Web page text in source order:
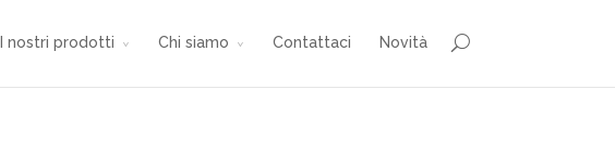
I nostri prodotti Chi siamo Contattaci Novità